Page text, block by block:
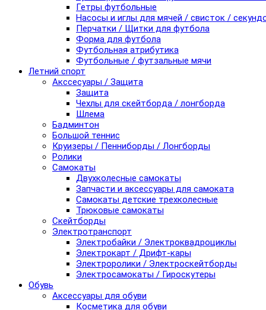
Гетры футбольные
Насосы и иглы для мячей / свисток /
Перчатки / Щитки для футбола
Форма для футбола
Футбольная атрибутика
Футбольные / футзальные мячи
Летний спорт
Акссесуары / Защита
Защита
Чехлы для скейтборда / лонгборда
Шлема
Бадминтон
Большой теннис
Круизеры / Пенниборды / Лонгборды
Ролики
Самокаты
Двухколесные самокаты
Запчасти и аксессуары для самоката
Самокаты детские трехколесные
Трюковые самокаты
Скейтборды
Электротранспорт
Электробайки / Электроквадроциклы
Электрокарт / Дрифт-кары
Электроролики / Электроскейтборды
Электросамокаты / Гироскутеры
Обувь
Аксессуары для обуви
Косметика для обуви